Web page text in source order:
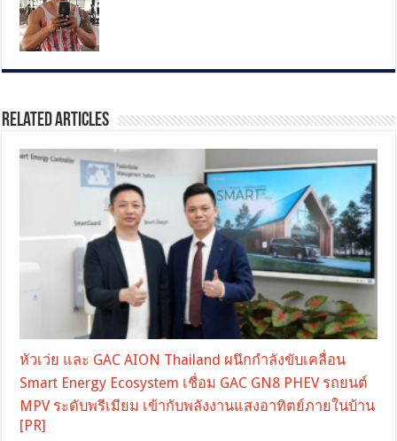
Related Articles
หัวเว่ย และ GAC AION Thailand ผนึกกำลังขับเคลื่อน
Smart Energy Ecosystem เชื่อม GAC GN8 PHEV รถยนต์
MPV ระดับพรีเมียม เข้ากับพลังงานแสงอาทิตย์ภายในบ้าน
[PR]